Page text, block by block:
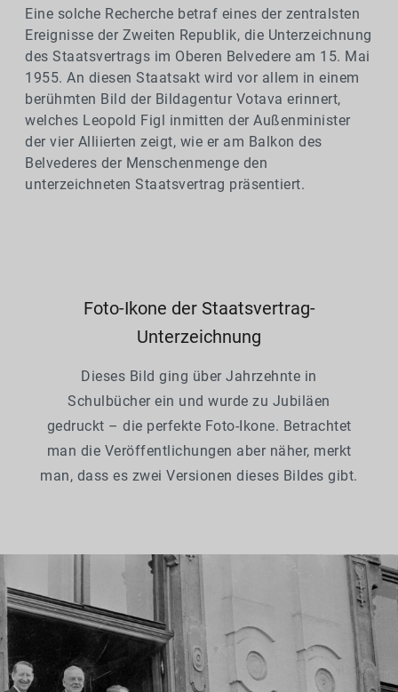
Eine solche Recherche betraf eines der zentralsten
Ereignisse der Zweiten Republik, die Unterzeichnung
des Staatsvertrags im Oberen Belvedere am 15. Mai
1955. An diesen Staatsakt wird vor allem in einem
berühmten Bild der Bildagentur Votava erinnert,
welches Leopold Figl inmitten der Außenminister
der vier Alliierten zeigt, wie er am Balkon des
Belvederes der Menschenmenge den
unterzeichneten Staatsvertrag präsentiert.
Foto-Ikone der Staatsvertrag-
Unterzeichnung
Dieses Bild ging über Jahrzehnte in
Schulbücher ein und wurde zu Jubiläen
gedruckt – die perfekte Foto-Ikone. Betrachtet
man die Veröffentlichungen aber näher, merkt
man, dass es zwei Versionen dieses Bildes gibt.